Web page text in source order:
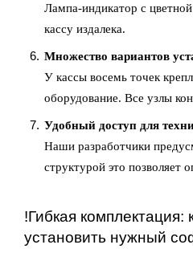
Лампа-индикатор с
кассу издалека.
Множество вариантов
У кассы восемь точек
оборудование. Все узлы
Удобный доступ для
Наши разработчики
структурой это позволяет
!Гибкая
установить нужный